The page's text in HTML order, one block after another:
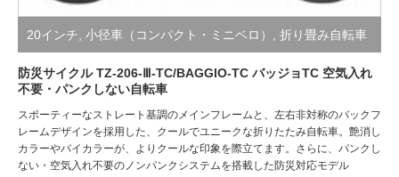
20インチ 小径車（コンパクト・ミニベロ） 折り畳み自転車
（小径・シティ・スポーツ）,防災サイクル/絶対にパンクし
防災サイクル TZ-206-Ⅲ-TC/BAGGIO-TC バッジョTC 空気入れ
不要・パンクしない自転車
スポーティーなストレート基調のメインフレームと、左右非対称のバックフ
レームデザインを採用した、クールでユニークな折りたたみ自転車。艶消し
カラーやバイカラーが、よりクールな印象を際立てます。さらに、パンクし
ない・空気入れ不要のノンパンクシステムを搭載した防災対応モデル